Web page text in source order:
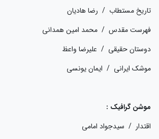
تاریخ مستطاب / رضا هادیان
فهرست مقدس / محمد امین همدانی
دوستان حقیقی / علیرضا واعظ
موشک ایرانی / ایمان یونسی
موشن گرافیک :
اقتدار / سیدجواد امامی